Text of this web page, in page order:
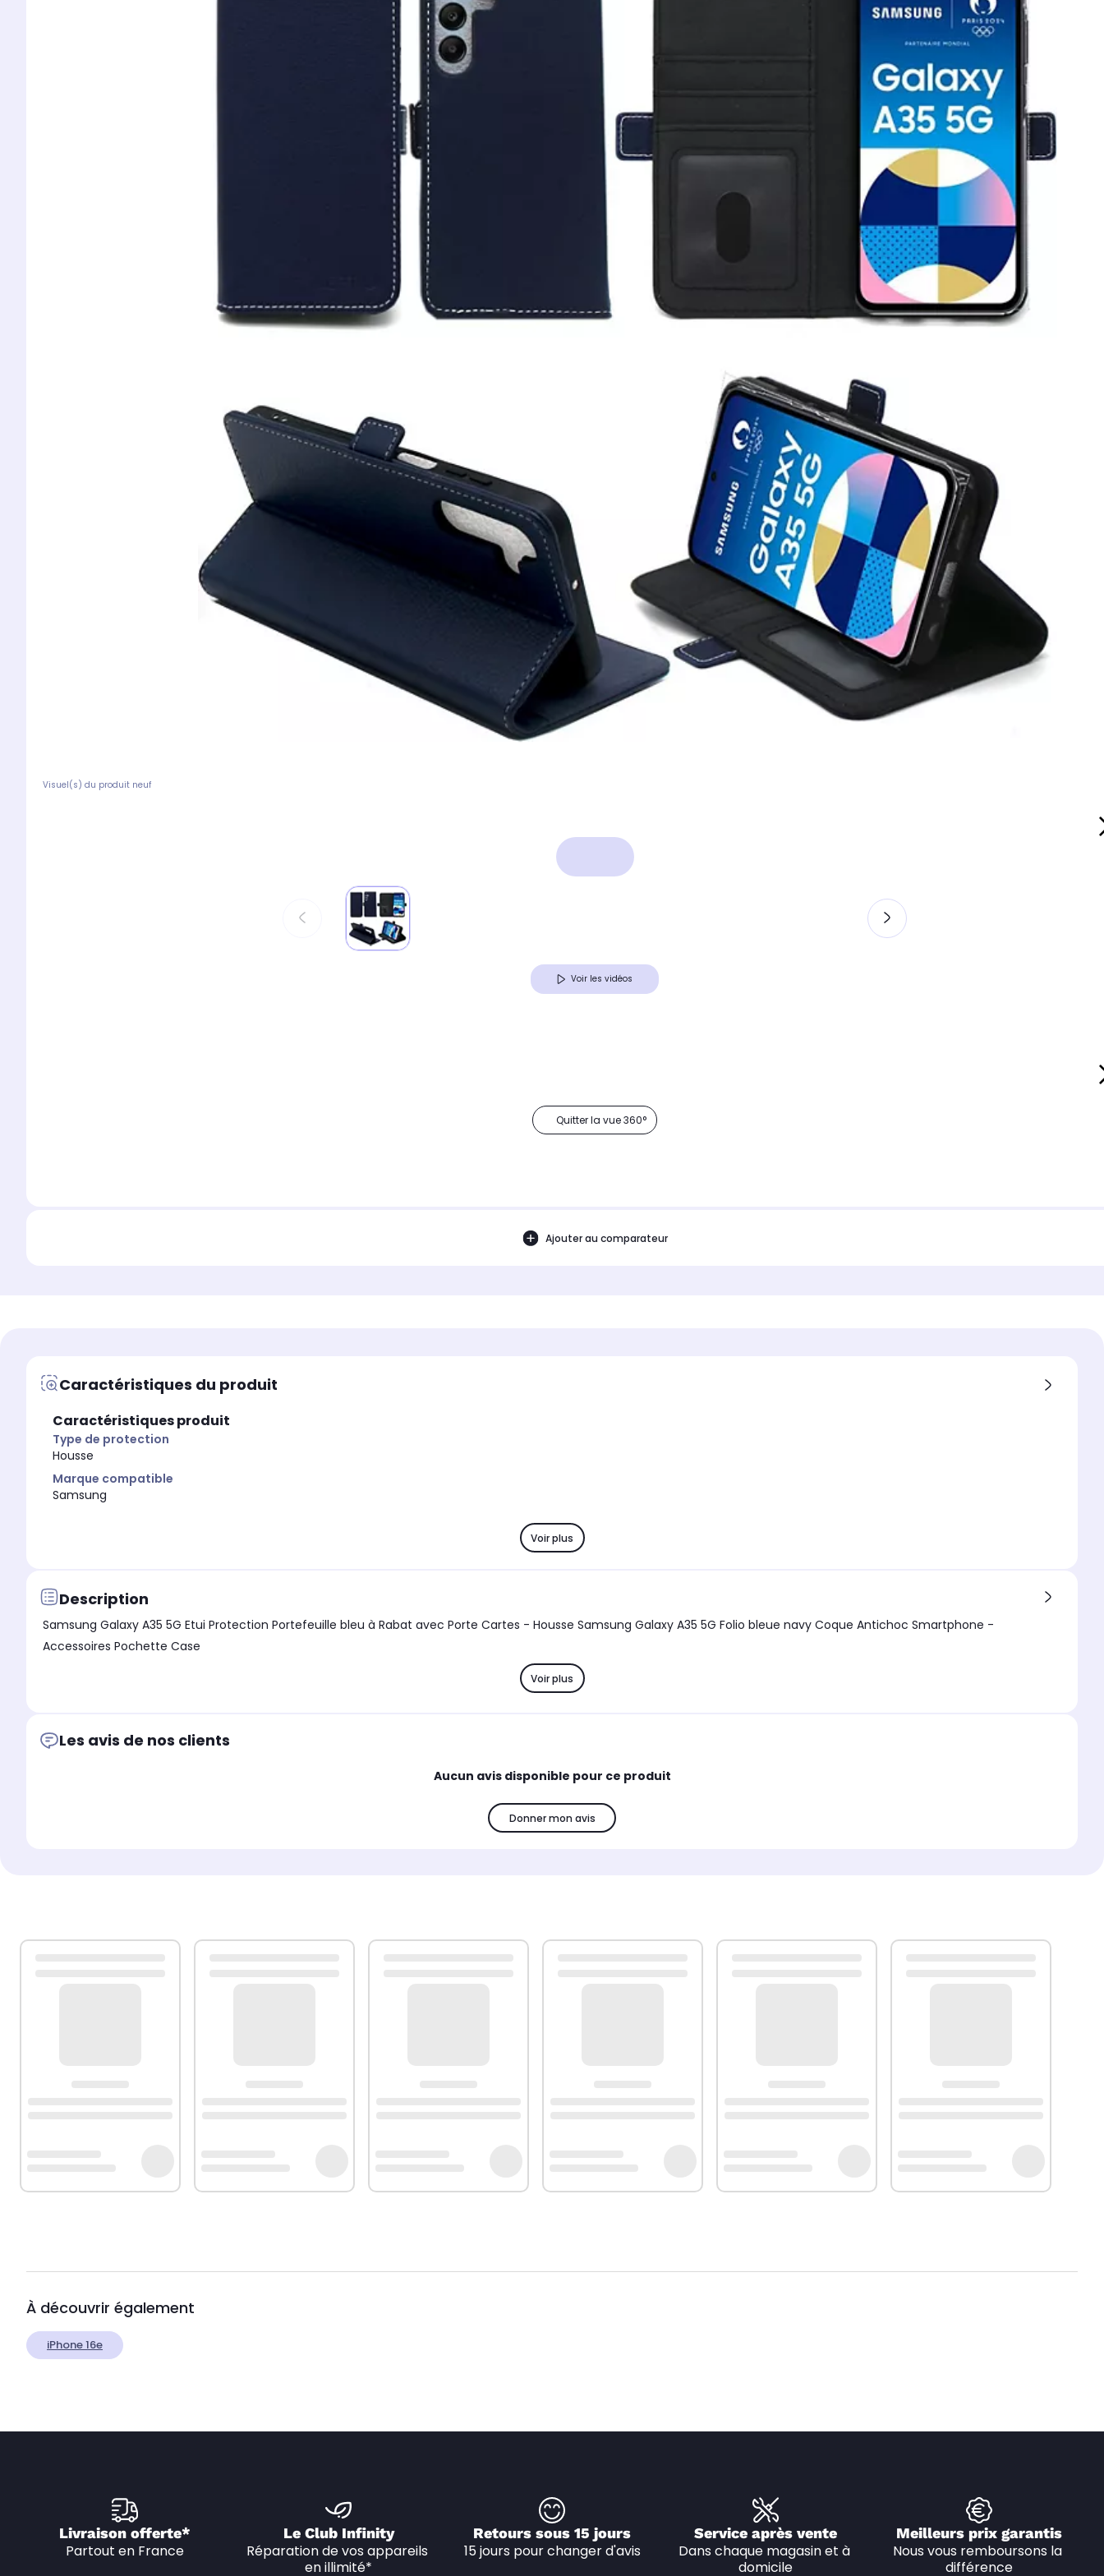
Visuel(s) du produit neuf
Voir les vidéos
Quitter la vue 360°
Ajouter au comparateur
Caractéristiques du produit
Caractéristiques produit
Type de protection
Housse
Marque compatible
Samsung
Voir plus
Description
Samsung Galaxy A35 5G Etui Protection Portefeuille bleu à Rabat avec Porte Cartes - Housse Samsung Galaxy A35 5G Folio bleue navy Coque Antichoc Smartphone -
Accessoires Pochette Case
Voir plus
Les avis de nos clients
Aucun avis disponible pour ce produit
Donner mon avis
À découvrir également
iPhone 16e
Livraison offerte*
Partout en France
Le Club Infinity
Réparation de vos appareils
en illimité*
Retours sous 15 jours
15 jours pour changer d'avis
Service après vente
Dans chaque magasin et à
domicile
Meilleurs prix garantis
Nous vous remboursons la
différence